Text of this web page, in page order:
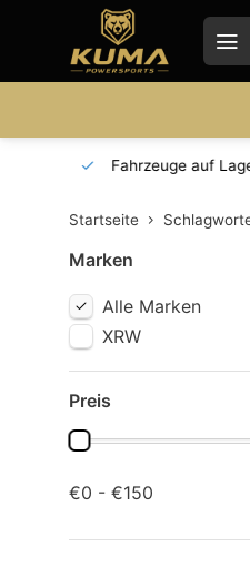
Fahrzeuge auf Lager
Startseite
Marken
Alle Marken
XRW
Preis
€0 - €150